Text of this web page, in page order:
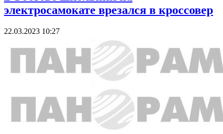
электросамокате врезался в кроссовер
22.03.2023 10:27